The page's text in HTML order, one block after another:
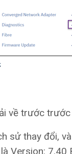
về trước
sử thay đổi,
Version: 7.40